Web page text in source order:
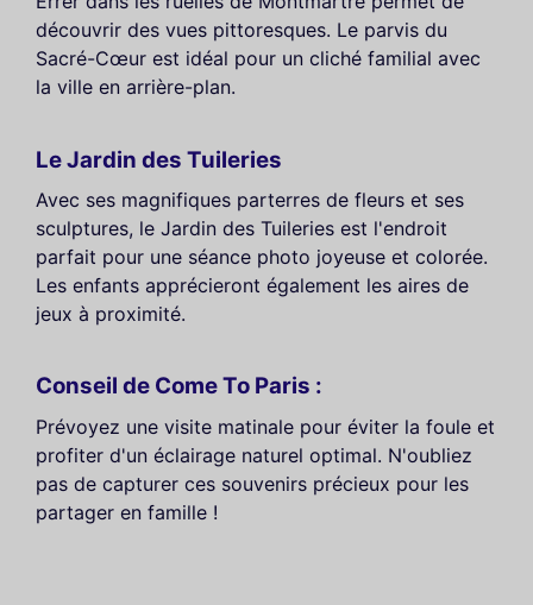
découvrir des vues pittoresques. Le parvis du
Sacré-Cœur est idéal pour un cliché familial avec
la ville en arrière-plan.
Le Jardin des Tuileries
Avec ses magnifiques parterres de fleurs et ses
sculptures, le Jardin des Tuileries est l'endroit
parfait pour une séance photo joyeuse et colorée.
Les enfants apprécieront également les aires de
jeux à proximité.
Conseil de Come To Paris :
Prévoyez une visite matinale pour éviter la foule et
profiter d'un éclairage naturel optimal. N'oubliez
pas de capturer ces souvenirs précieux pour les
partager en famille !